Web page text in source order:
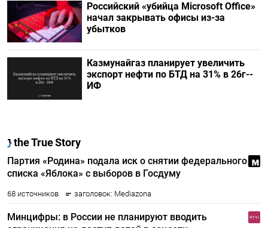
Российский «убийца Microsoft Office»
начал закрывать офисы из-за
убытков
Казмунайгаз планирует увеличить
экспорт нефти по БТД на 31% в 26г--
ИФ